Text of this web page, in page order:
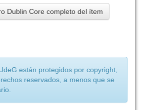
Dublin Core completo del ítem
están protegidos por copyright,
reservados, a menos que se